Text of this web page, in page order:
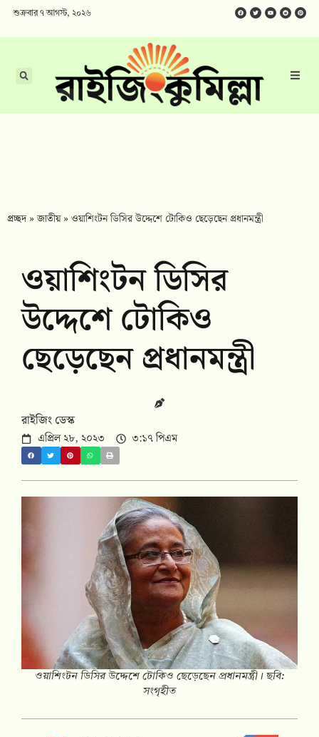
শুক্রবার ৭ আগস্ট, ২০২৬
প্রচ্ছদ»জাতীয়»ওয়াশিংটন ডিসির উদ্দেশে টোকিও ছেড়েছেন প্রধানমন্ত্রী
ওয়াশিংটন ডিসির
উদ্দেশে টোকিও
ছেড়েছেন প্রধানমন্ত্রী
রাইজিং ডেস্ক
এপ্রিল ২৮, ২০২৩ ৩:১৭ পিএম
ওয়াশিংটন ডিসির উদ্দেশে টোকিও ছেড়েছেন প্রধানমন্ত্রী। ছবি:
সংগৃহীত